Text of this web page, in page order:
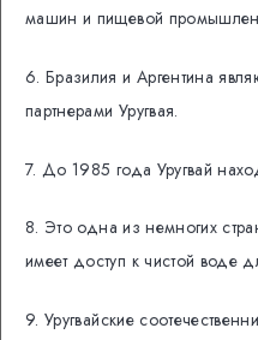
машин и пищевой
6. Бразилия и Аргентина
партнерами Уругвая.
7. До 1985 года Уругвай
8. Это одна из немногих
имеет доступ к чистой воде
9. Уругвайские